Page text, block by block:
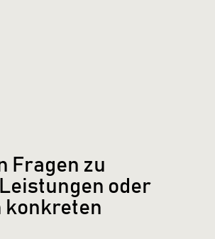
Fragen zu
oder
konkreten